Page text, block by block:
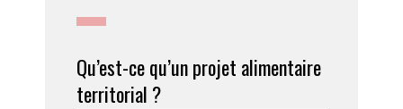
Qu’est-ce qu’un projet alimentaire
territorial ?